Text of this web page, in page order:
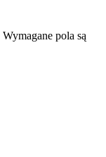
Wymagane pola są